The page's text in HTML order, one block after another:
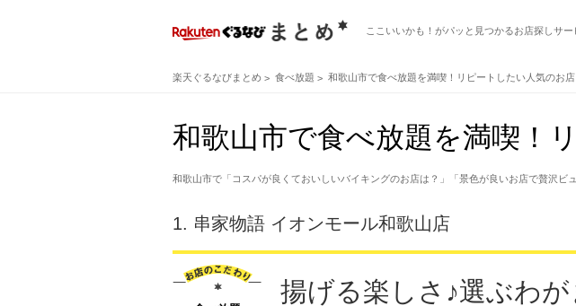
ここいいかも！がパッと見つかるお店探しサー
楽天ぐるなびまとめ 食べ放題 和歌山市で食べ放題を満喫！リピートしたい人気のお店
和歌山市で食べ放題を満喫！
和歌山市で「コスパが良くておいしいバイキングのお店は？」「景色が良いお店で贅沢
1. 串家物語 イオンモール和歌山店
揚げる楽しさ♪選ぶわが